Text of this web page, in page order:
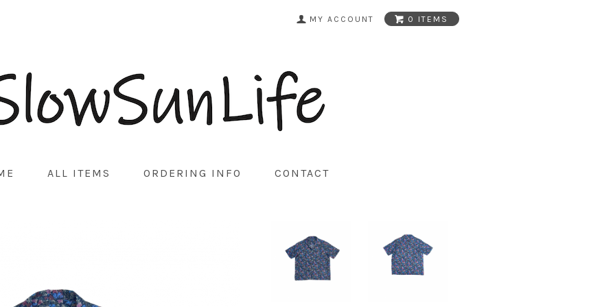
MY ACCOUNT 0 ITEMS
ALL ITEMS ORDERING INFO CONTACT